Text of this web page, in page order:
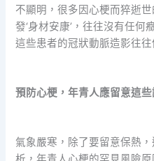
不顯明，很多因心梗而猝逝
發‘身材安康’，往往沒有任何
這些患者的冠狀動脈造影往
預防心梗，年青人應留意這些
氣象嚴寒，除了要留意保熱